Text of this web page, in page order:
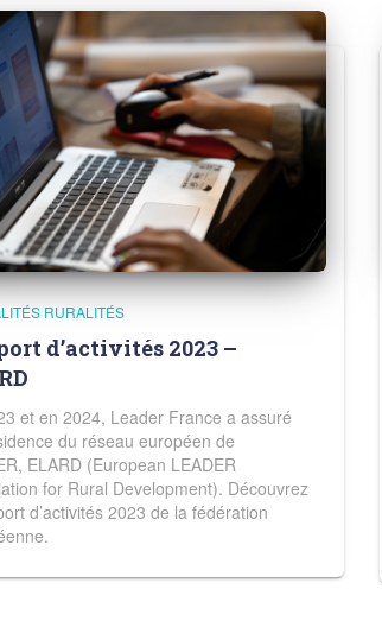
RURALITÉS
d’activités 2023 –
et en 2024, Leader France a assuré
du réseau européen de
ELARD (European LEADER
for Rural Development). Découvrez
d’activités 2023 de la fédération